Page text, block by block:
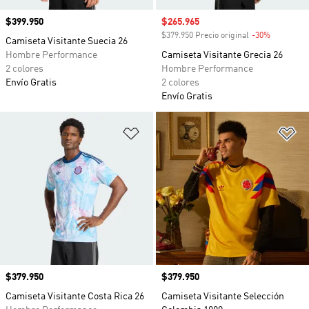
Precio
$399.950
Camiseta Visitante Suecia 26
Hombre Performance
2 colores
Envío Gratis
Precio de venta
$265.965
$379.950 Precio original -30%
Camiseta Visitante Grecia 26
Hombre Performance
2 colores
Envío Gratis
Añadir a la lista de deseos
Precio
$379.950
Camiseta Visitante Costa Rica 26
Precio
$379.950
Camiseta Visitante Selección